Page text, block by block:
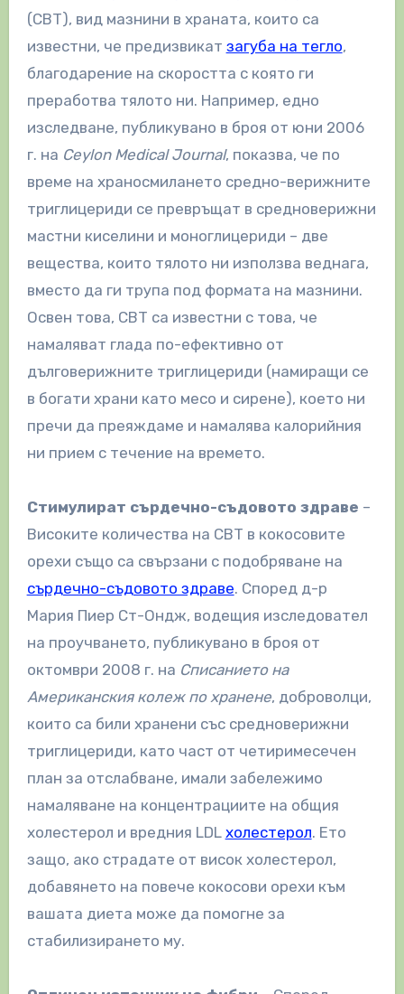
(СВТ), вид мазнини в храната, които са
известни, че предизвикат загуба на тегло,
благодарение на скоростта с която ги
преработва тялото ни. Например, едно
изследване, публикувано в броя от юни 2006
г. на Ceylon Medical Journal, показва, че по
време на храносмилането средно-верижните
триглицериди се превръщат в средноверижни
мастни киселини и моноглицериди – две
вещества, които тялото ни използва веднага,
вместо да ги трупа под формата на мазнини.
Освен това, СВТ са известни с това, че
намаляват глада по-ефективно от
дълговерижните триглицериди (намиращи се
в богати храни като месо и сирене), което ни
пречи да преяждаме и намалява калорийния
ни прием с течение на времето.
Стимулират сърдечно-съдовото здраве –
Високите количества на СВТ в кокосовите
орехи също са свързани с подобряване на
сърдечно-съдовото здраве. Според д-р
Мария Пиер Ст-Ондж, водещия изследовател
на проучването, публикувано в броя от
октомври 2008 г. на Списанието на
Американския колеж по хранене, доброволци,
които са били хранени със средноверижни
триглицериди, като част от четиримесечен
план за отслабване, имали забележимо
намаляване на концентрациите на общия
холестерол и вредния LDL холестерол. Ето
защо, ако страдате от висок холестерол,
добавянето на повече кокосови орехи към
вашата диета може да помогне за
стабилизирането му.